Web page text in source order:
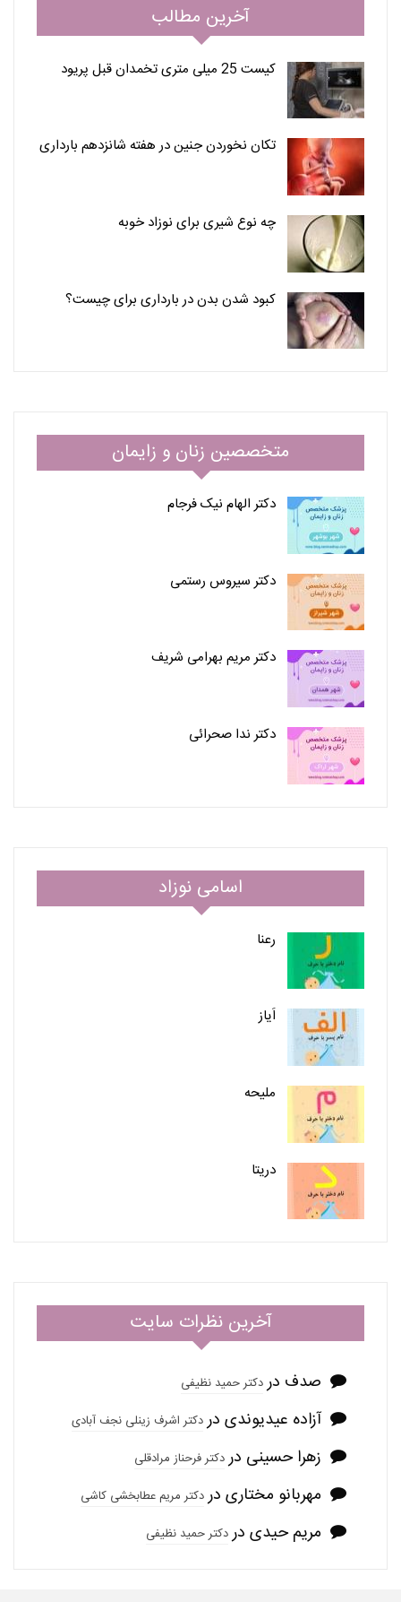
آخرین مطالب
کیست 25 میلی متری تخمدان قبل پریود
تکان نخوردن جنین در هفته شانزدهم بارداری
چه نوع شیری برای نوزاد خوبه
کبود شدن بدن در بارداری برای چیست؟
متخصصین زنان و زایمان
دکتر الهام نیک فرجام
دکتر سیروس رستمی
دکتر مریم بهرامی شریف
دکتر ندا صحرائی
اسامی نوزاد
رعنا
اَیاز
ملیحه
دریتا
آخرین نظرات سایت
صدف دردکتر حمید نظیفی
آزاده عیدیوندی دردکتر اشرف زینلی نجف آبادی
زهرا حسینی دردکتر فرحناز مرادقلی
مهربانو مختاری دردکتر مریم عطابخشی کاشی
مریم حیدی دردکتر حمید نظیفی